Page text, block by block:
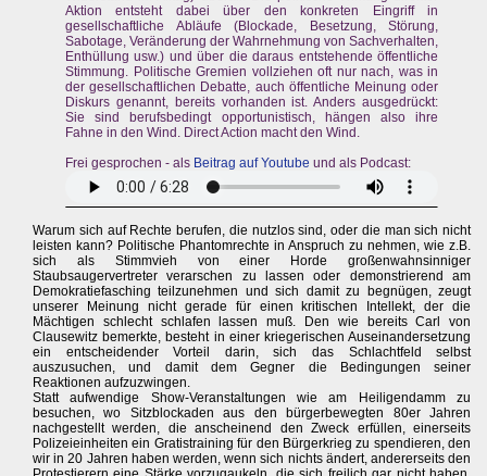
Aktion entsteht dabei über den konkreten Eingriff in
gesellschaftliche Abläufe (Blockade, Besetzung, Störung,
Sabotage, Veränderung der Wahrnehmung von Sachverhalten,
Enthüllung usw.) und über die daraus entstehende öffentliche
Stimmung. Politische Gremien vollziehen oft nur nach, was in
der gesellschaftlichen Debatte, auch öffentliche Meinung oder
Diskurs genannt, bereits vorhanden ist. Anders ausgedrückt:
Sie sind berufsbedingt opportunistisch, hängen also ihre
Fahne in den Wind. Direct Action macht den Wind.
Frei gesprochen - als Beitrag auf Youtube und als Podcast:
Warum sich auf Rechte berufen, die nutzlos sind, oder die man sich nicht
leisten kann? Politische Phantomrechte in Anspruch zu nehmen, wie z.B.
sich als Stimmvieh von einer Horde großenwahnsinniger
Staubsaugervertreter verarschen zu lassen oder demonstrierend am
Demokratiefasching teilzunehmen und sich damit zu begnügen, zeugt
unserer Meinung nicht gerade für einen kritischen Intellekt, der die
Mächtigen schlecht schlafen lassen muß. Den wie bereits Carl von
Clausewitz bemerkte, besteht in einer kriegerischen Auseinandersetzung
ein entscheidender Vorteil darin, sich das Schlachtfeld selbst
auszusuchen, und damit dem Gegner die Bedingungen seiner
Reaktionen aufzuzwingen.
Statt aufwendige Show-Veranstaltungen wie am Heiligendamm zu
besuchen, wo Sitzblockaden aus den bürgerbewegten 80er Jahren
nachgestellt werden, die anscheinend den Zweck erfüllen, einerseits
Polizeieinheiten ein Gratistraining für den Bürgerkrieg zu spendieren, den
wir in 20 Jahren haben werden, wenn sich nichts ändert, andererseits den